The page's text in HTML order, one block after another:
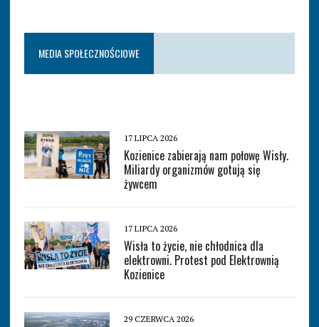
MEDIA SPOŁECZNOŚCIOWE
17 LIPCA 2026
Kozienice zabierają nam połowę Wisły.
Miliardy organizmów gotują się
żywcem
17 LIPCA 2026
Wisła to życie, nie chłodnica dla
elektrowni. Protest pod Elektrownią
Kozienice
29 CZERWCA 2026